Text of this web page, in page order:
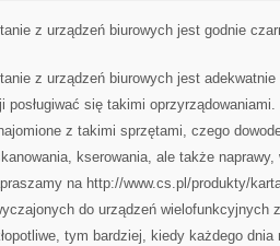
z urządzeń biurowych jest godnie
z urządzeń biurowych jest
posługiwać się takimi
z takimi sprzętami, czego
kserowania, ale także
na http://www.cs.pl/produkty/
do urządzeń wielofunkcyjnych
tym bardziej, kiedy każdego